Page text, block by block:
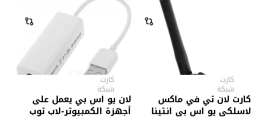
كارت
شبكة
كارت لان تي في ماكس
لاسلكى يو اس بى انتينا
كارت
شبكة
لان يو اس بي يعمل على
أجهزة الكمبيوتر-لاب توب